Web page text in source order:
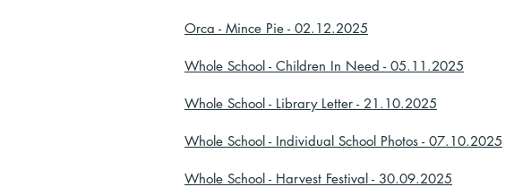
Orca - Mince Pie - 02.12.2025
Whole School - Children In Need - 05.11.2025
Whole School - Library Letter - 21.10.2025
Whole School - Individual School Photos - 07.10.2025
Whole School - Harvest Festival - 30.09.2025